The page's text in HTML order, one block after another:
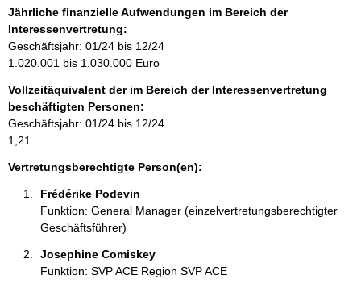
o
n
e
n
:
t
i
n
f
r
m
a
t
i
Jährliche finanzielle Aufwendungen im Bereich der
Interessenvertretung:
Geschäftsjahr: 01/24 bis 12/24
1.020.001 bis 1.030.000 Euro
Vollzeitäquivalent der im Bereich der Interessenvertretung
beschäftigten Personen:
Geschäftsjahr: 01/24 bis 12/24
1,21
Vertretungsberechtigte Person(en):
Frédérike Podevin
Funktion: General Manager (einzelvertretungsberechtigter
Geschäftsführer)
Josephine Comiskey
Funktion: SVP ACE Region SVP ACE